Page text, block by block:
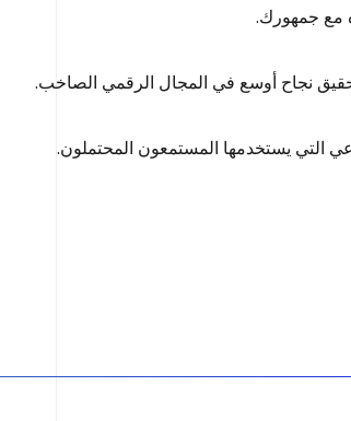
مع جمهورك.
نجاح أوسع في المجال الرقمي الصاخب.
التي يستخدمها المستمعون المحتملون.